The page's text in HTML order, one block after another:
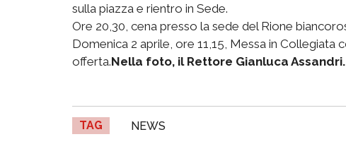
sulla piazza e rientro in Sede.
Ore 20,30, cena presso la sede del Rione
Domenica 2 aprile, ore 11,15, Messa in Collegiata
offerta.Nella foto, il Rettore Gianluca Assandri.
TAG NEWS